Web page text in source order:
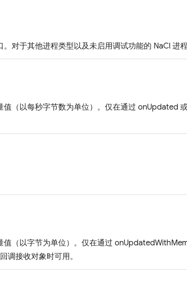
对于其他进程类型以及未启用调试功能的 NaCl 进程
值（以每秒字节数为单位）。仅在通过 onUpdated
值（以字节为单位）。仅在通过
调接收对象时可用。